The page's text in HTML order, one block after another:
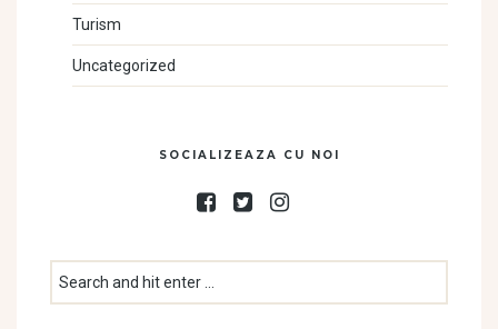
Turism
Uncategorized
SOCIALIZEAZA CU NOI